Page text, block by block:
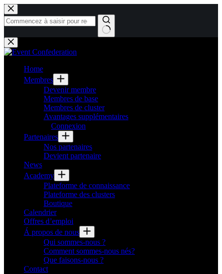
Passer
au
contenu
Aucun
résultat
Home
Membres
Devenir membre
Membres de base
Membres de cluster
Avantages supplémentaires
Connexion
Partenaires
Nos partenaires
Devient partenaire
News
Academy
Plateforme de connaissance
Plateforme des clusters
Boutique
Calendrier
Offres d’emploi
Á propos de nous
Qui sommes-nous ?
Comment sommes-nous nés?
Que faisons-nous ?
Contact